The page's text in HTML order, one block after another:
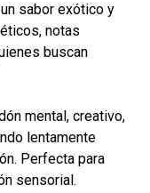
sabor exótico y
notas
buscan
mental, creativo,
lentamente
Perfecta para
sensorial.